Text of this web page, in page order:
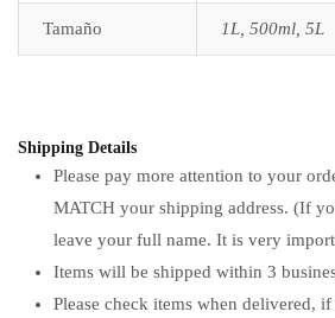
Tamaño 1L, 500ml, 5L
Shipping Details
Please pay more attention to your
MATCH your shipping address. (If
leave your full name. It is very
Items will be shipped within 3
Please check items when delivered,